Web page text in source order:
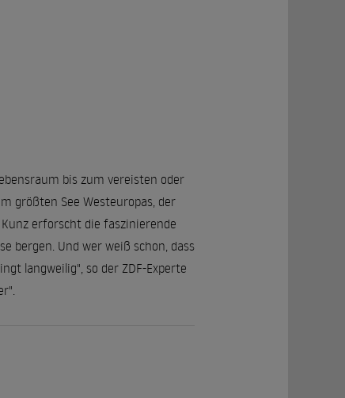
bis zum vereisten oder
größten See Westeuropas, der
erforscht die faszinierende
bergen. Und wer weiß schon, dass
langweilig", so der ZDF-Experte